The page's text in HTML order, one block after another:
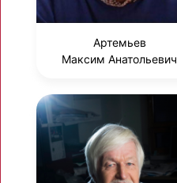
Артемьев
Максим Анатольевич